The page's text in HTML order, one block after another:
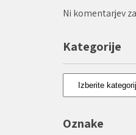
Ni komentarjev
Kategorije
Kategorije
Oznake